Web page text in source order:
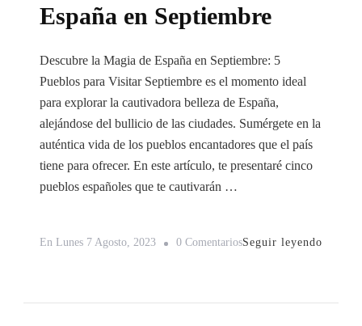
España en Septiembre
Descubre la Magia de España en Septiembre: 5
Pueblos para Visitar Septiembre es el momento ideal
para explorar la cautivadora belleza de España,
alejándose del bullicio de las ciudades. Sumérgete en la
auténtica vida de los pueblos encantadores que el país
tiene para ofrecer. En este artículo, te presentaré cinco
pueblos españoles que te cautivarán …
En Lunes 7 Agosto, 2023 0 ComentariosEn
Seguir leyendo